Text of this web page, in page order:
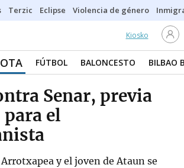
Terzic Eclipse Violencia de género
Kiosko
FÚTBOL BALONCESTO BILBAO
Senar, previa
el
y el joven de Ataun se